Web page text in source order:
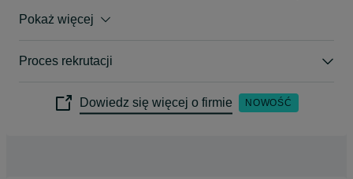
zapewniając elastyczne rozwiązania i dostęp do
Pokaż więcej
Proces rekrutacji
Dowiedz się więcej o firmie NOWOŚĆ